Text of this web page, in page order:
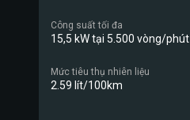
Công suất tối đa
15,5 kW tại 5.500 vòng/phút
Mức tiêu thụ nhiên liệu
2.59 lít/100km